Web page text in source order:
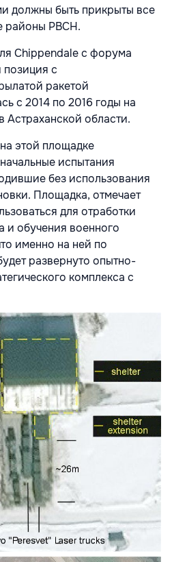
должны быть прикрыты все
районы РВСН.
Chippendale с форума
с
ракетой
с 2014 по 2016 годы на
Астраханской области.
этой площадке
испытания
без использования
Площадка, отмечает
для отработки
и обучения военного
именно на ней по
развернуто опытно-
комплекса с